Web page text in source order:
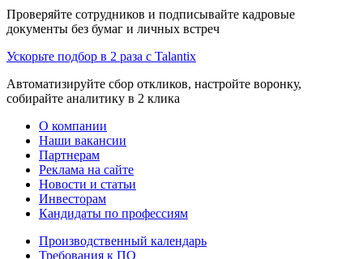
Проверяйте сотрудников и подписывайте кадровые
документы без бумаг и личных встреч
Ускорьте подбор в 2 раза с Talantix
Автоматизируйте сбор откликов, настройте воронку,
собирайте аналитику в 2 клика
О компании
Наши вакансии
Партнерам
Реклама на сайте
Новости и статьи
Инвесторам
Кандидаты по профессиям
Производственный календарь
Требования к ПО